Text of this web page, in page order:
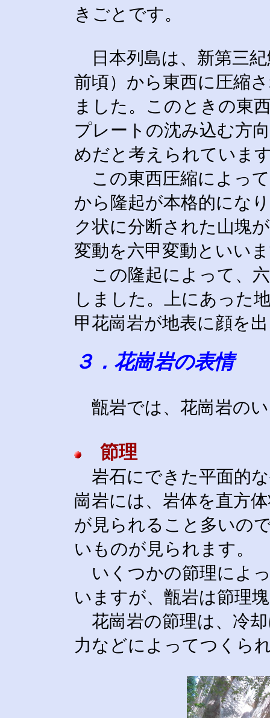
きごとです。
日本列島は、新第三
前頃）から東西に圧縮
ました。このときの東
プレートの沈み込む方
めだと考えられていま
この東西圧縮によっ
から隆起が本格的にな
ク状に分断された山塊
変動を六甲変動といい
この隆起によって、
しました。上にあった
甲花崗岩が地表に顔を
３．花崗岩の表情
甑岩では、花崗岩の
節理
岩石にできた平面的
崗岩には、岩体を直方
が見られること多いの
いものが見られます。
いくつかの節理によ
いますが、甑岩は節理
花崗岩の節理は、冷
力などによってつくら